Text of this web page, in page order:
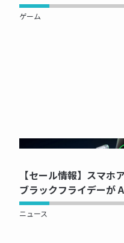
ゲーム
NOW
【セール情報】スマ
ブラックフライデーが
ニュース